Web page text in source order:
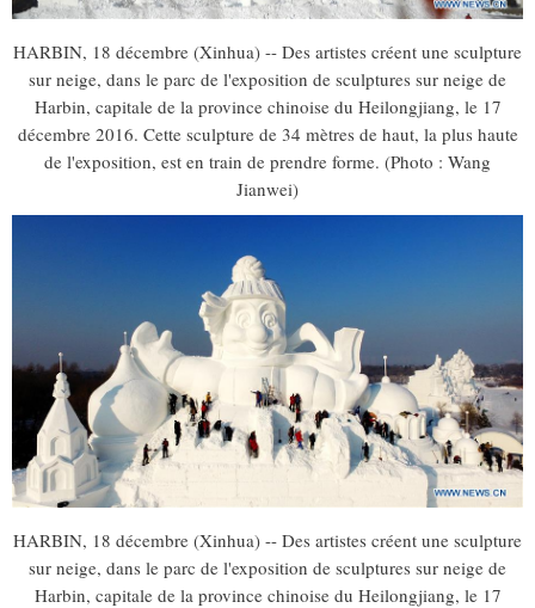
HARBIN, 18 décembre (Xinhua) -- Des artistes créent une sculpture
sur neige, dans le parc de l'exposition de sculptures sur neige de
Harbin, capitale de la province chinoise du Heilongjiang, le 17
décembre 2016. Cette sculpture de 34 mètres de haut, la plus haute
de l'exposition, est en train de prendre forme. (Photo : Wang
Jianwei)
HARBIN, 18 décembre (Xinhua) -- Des artistes créent une sculpture
sur neige, dans le parc de l'exposition de sculptures sur neige de
Harbin, capitale de la province chinoise du Heilongjiang, le 17